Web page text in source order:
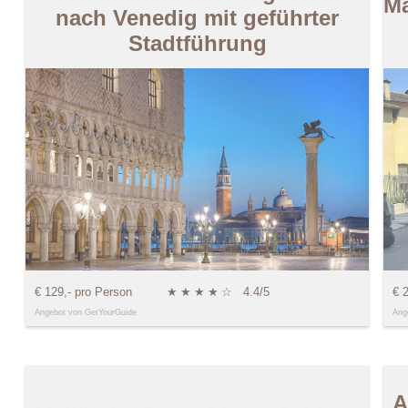
nach Venedig mit geführter
Stadtführung
€ 129,- pro Person ★ ★ ★ ★ ☆ 4.4/5
Angebot von GetYourGuide
€